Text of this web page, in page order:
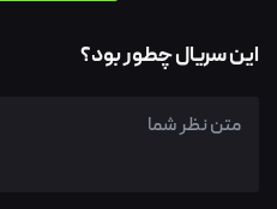
این سریال چطور بود؟